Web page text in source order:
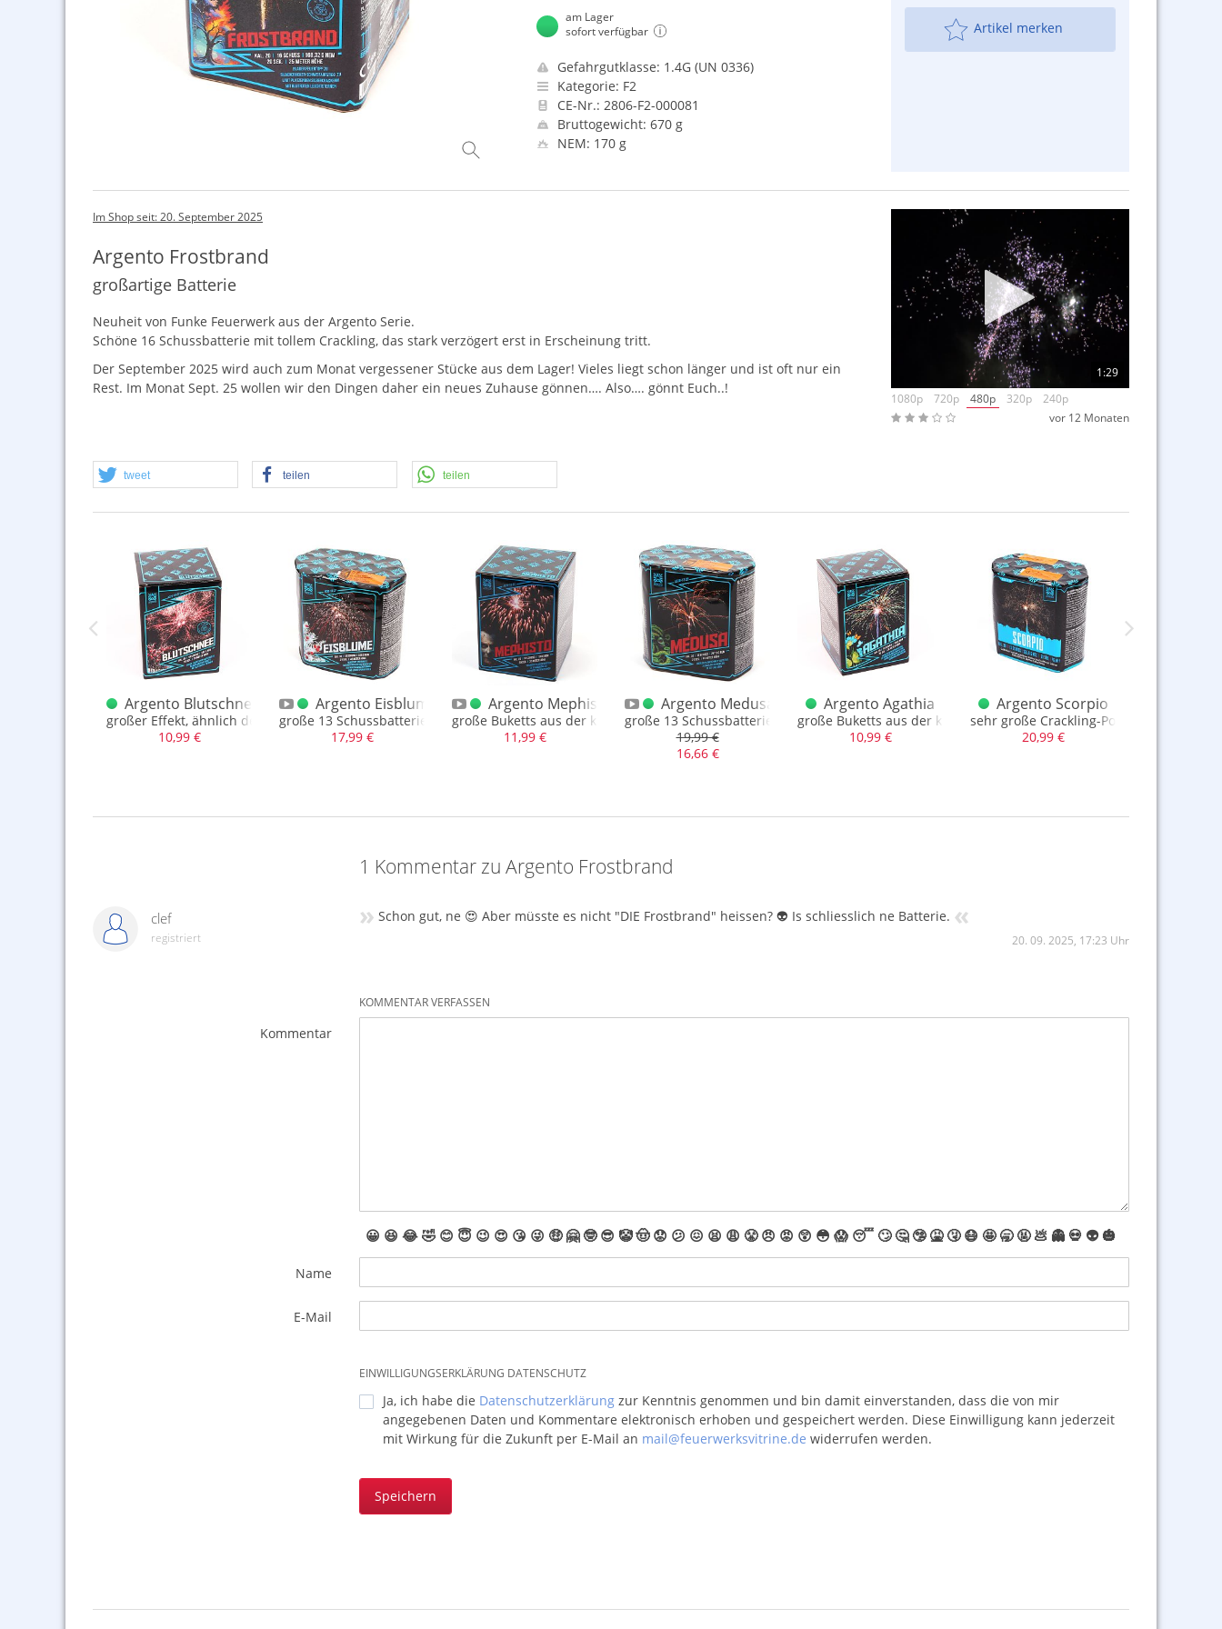
am Lager
sofort verfügbar
Gefahrgutklasse: 1.4G (UN 0336)
Kategorie: F2
CE-Nr.: 2806-F2-000081
Bruttogewicht: 670 g
NEM: 170 g
Artikel merken
Im Shop seit: 20. September 2025
Argento Frostbrand
großartige Batterie
Neuheit von Funke Feuerwerk aus der Argento Serie.
Schöne 16 Schussbatterie mit tollem Crackling, das stark verzögert erst in Erscheinung tritt.
Der September 2025 wird auch zum Monat vergessener Stücke aus dem Lager! Vieles liegt schon länger und ist oft nur ein
Rest. Im Monat Sept. 25 wollen wir den Dingen daher ein neues Zuhause gönnen…. Also…. gönnt Euch..!
tweet teilen teilen
1:29
1080p
720p 480p 320p
240p
vor 12 Monaten
Kal. 30mm, ca. 288gr. NEM
Argento Blutschnee
großer Effekt, ähnlich der DDR als I-Shape
10,99 €
Argento Eisblume
große 13 Schussbatterie, Kal. 30mm, ca. 330gr. NEM
17,99 €
Argento Mephisto
große Buketts aus der knuffig kleinen 10 Schussbatterie mit Kal. 25
11,99 €
Argento Medusa
große 13 Schussbatterie, Kal. 30mm, ca. 288gr. NEM
19,99 €
16,66 €
Argento Agathia
große Buketts aus der knuffig kleinen 10 Schussbatterie mit Kal. 25
10,99 €
Argento Scorpio
sehr große Crackling-Power Batterie mit
20,99 €
1 Kommentar zu Argento Frostbrand
clef
registriert
» Schon gut, ne 😍 Aber müsste es nicht "DIE Frostbrand" heissen? 👽 Is schliesslich ne Batterie. «
20. 09. 2025, 17:23 Uhr
KOMMENTAR VERFASSEN
Kommentar
😀 😆 😂🤣 😊 😇 😉 😍 😘 😜 🤑 🤗 🤓 😎 🤡🤠 😟 😕 😖 😫 😩 😤 😠 😡 😲 😳 😱 😴 🙄 🤔 🤥 🤮 🤧 😷 🤩 🥱 🤬 💩 👻 💀 👽 🎃
Name
E-Mail
EINWILLIGUNGSERKLÄRUNG DATENSCHUTZ
Ja, ich habe die Datenschutzerklärungzur Kenntnis genommen und bin damit einverstanden, dass die von mir
angegebenen Daten und Kommentare elektronisch erhoben und gespeichert werden. Diese Einwilligung kann jederzeit
mit Wirkung für die Zukunft per E-Mail an mail@feuerwerksvitrine.de widerrufen werden.
Speichern